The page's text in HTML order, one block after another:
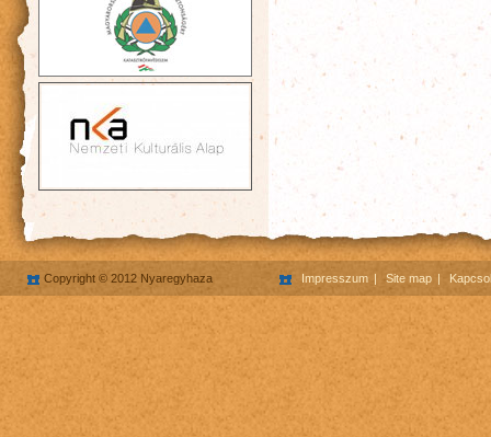
Copyright © 2012 Nyaregyhaza Impresszum Site map